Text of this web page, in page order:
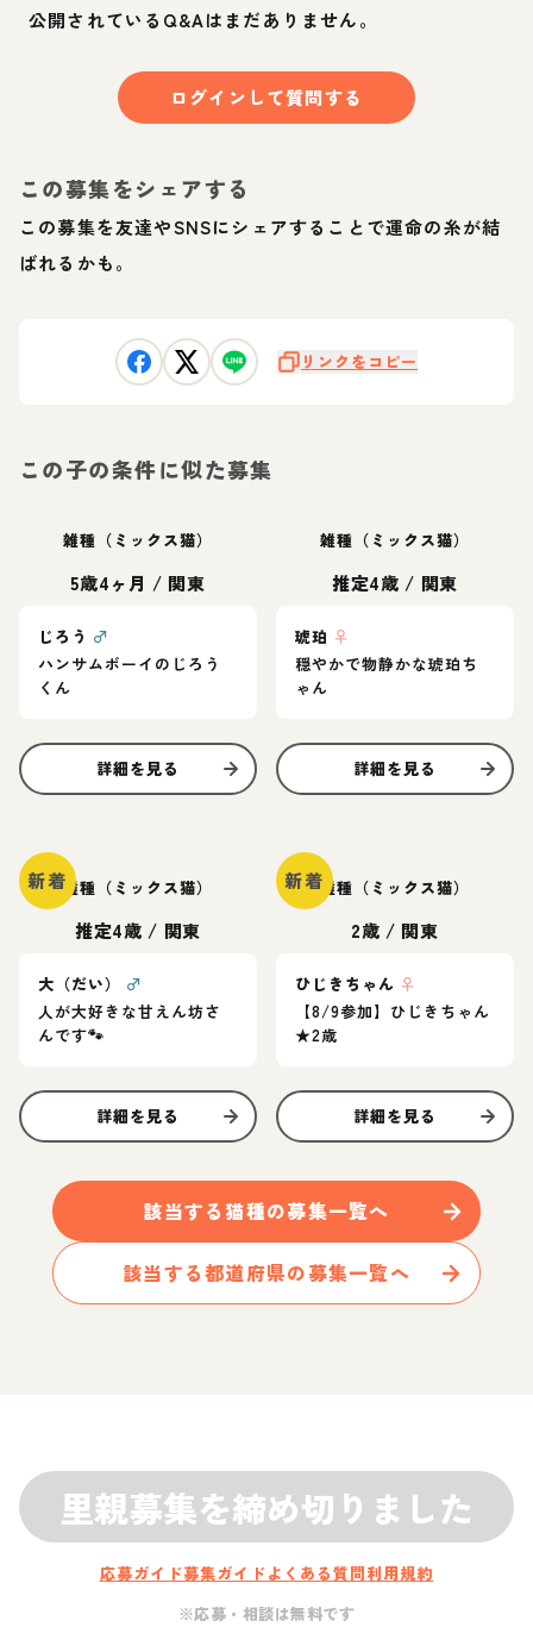
公開されているQ&Aはまだありません。
ログインして質問する
この募集をシェアする
この募集を友達やSNSにシェアすることで運命の糸が結
ばれるかも。
リンクをコピー
この子の条件に似た募集
雑種（ミックス猫）
5歳4ヶ月 / 関東
じろう ♂
ハンサムボーイのじろう
くん
詳細を見る
雑種（ミックス猫）
推定4歳 / 関東
琥珀 ♀
穏やかで物静かな琥珀ち
ゃん
詳細を見る
新着雑種（ミックス猫）
推定4歳 / 関東
大（だい）
♂
人が大好きな甘えん坊さ
んです🐾
詳細を見る
新着雑種（ミックス猫）
2歳 / 関東
ひじきちゃん ♀
【8/9参加】ひじきちゃん
★2歳
詳細を見る
該当する 猫種の募集一覧へ
該当する都道府県の募集一覧へ
里親募集を締め切りました
応募ガイド募集ガイド よくある質問利用規約
※応募・相談は無料です